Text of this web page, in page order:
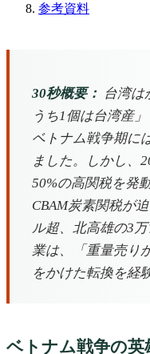
参考資料
30秒概要：
台湾は
うち1個は台湾産
ベトナム戦争期に
ました。しかし、
50%の高関税を発
CBAM炭素関税が
ル超、北高雄の3
業は、「重量売り
をかけた転換を経
ベトナム戦争の